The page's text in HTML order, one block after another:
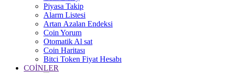
Piyasa Takip
Alarm Listesi
Artan Azalan Endeksi
Coin Yorum
Otomatik Al sat
Coin Haritası
Bitci Token Fiyat Hesabı
COİNLER